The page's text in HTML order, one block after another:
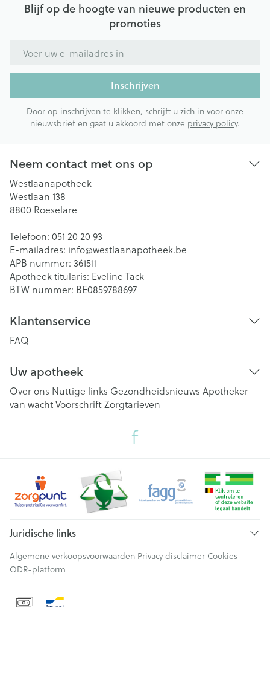
Blijf op de hoogte van nieuwe producten en
promoties
Inschrijven
Door op inschrijven te klikken, schrijft u zich in voor onze
nieuwsbrief en gaat u akkoord met onze privacy policy.
Neem contact met ons op
Westlaanapotheek
Westlaan 138
8800 Roeselare
Telefoon: 051 20 20 93
E-mailadres: info@westlaanapotheek.be
APB nummer: 361511
Apotheek titularis: Eveline Tack
BTW nummer: BE0859788697
Klantenservice
FAQ
Uw apotheek
Over ons Nuttige links Gezondheidsnieuws Apotheker
van wachtVoorschriftZorgtarieven
Juridische links
Algemene verkoopsvoorwaarden Privacy disclaimer Cookies
ODR-platform